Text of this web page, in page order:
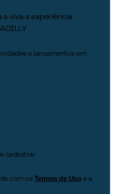
viva a experiência
e lançamentos em
cadastrar
com osTermos de Uso e a